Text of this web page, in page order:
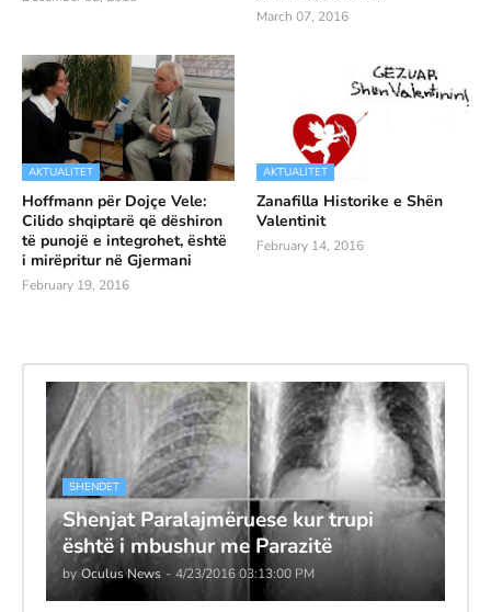
March 07, 2016
AKTUALITET
Hoffmann për Dojçe Vele:
Cilido shqiptarë që dëshiron
të punojë e integrohet, është
i mirëpritur në Gjermani
February 19, 2016
AKTUALITET
Zanafilla Historike e Shën
Valentinit
February 14, 2016
SHENDET
Shenjat Paralajmëruese kur trupi
është i mbushur me Parazitë
by Oculus News - 4/23/2016 03:13:00 PM